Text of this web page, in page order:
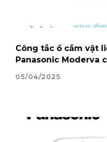
Công tắc ổ cắm vật
Panasonic Moderva
05/04/2025